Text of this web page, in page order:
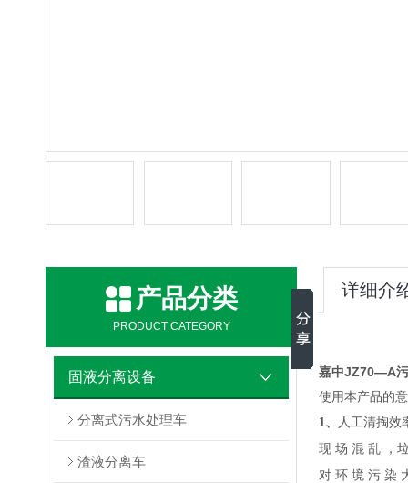
产品分类
PRODUCT CATEGORY
固液分离设备
分离式污水处理车
渣液分离车
详细介
嘉中JZ70—A
使用本产品的
1、
人工清掏效
现 场 混 乱
，
对 环 境 污 染